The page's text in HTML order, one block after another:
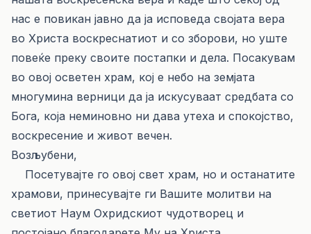
нас е повикан јавно да ја исповеда својата вера
во Христа воскреснатиот и со зборови, но уште
повеќе преку своите постапки и дела. Посакувам
во овој осветен храм, кој е небо на земјата
многумина верници да ја искусуваат средбата со
Бога, која неминовно ни дава утеха и спокојство,
воскресение и живот вечен.
Возљубени,
Посетувајте го овој свет храм, но и останатите
храмови, принесувајте ги Вашите молитви на
светиот Наум Охридскиот чудотворец и